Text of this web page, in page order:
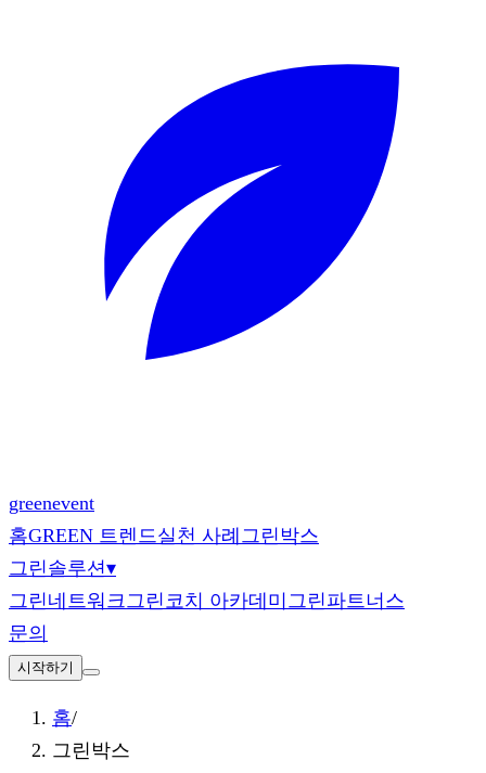
greenevent
홈GREEN 트렌드실천 사례 그린박스
그린솔루션▾
그린네트워크그린코치 아카데미 그린파트너스
문의
시작하기
홈/
그린박스